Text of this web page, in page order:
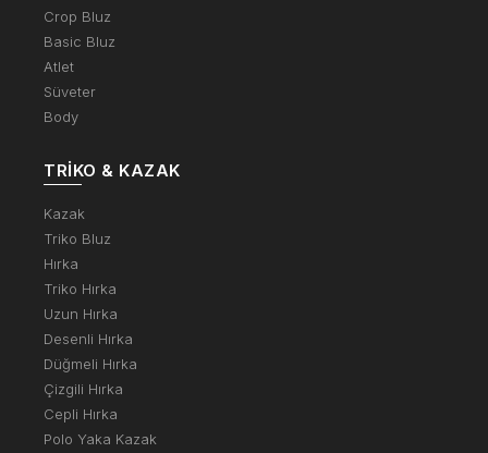
Crop Bluz
Basic Bluz
Atlet
Süveter
Body
TRIKO & KAZAK
Kazak
Triko Bluz
Hırka
Triko Hırka
Uzun Hırka
Desenli Hırka
Düğmeli Hırka
Çizgili Hırka
Cepli Hırka
Polo Yaka Kazak